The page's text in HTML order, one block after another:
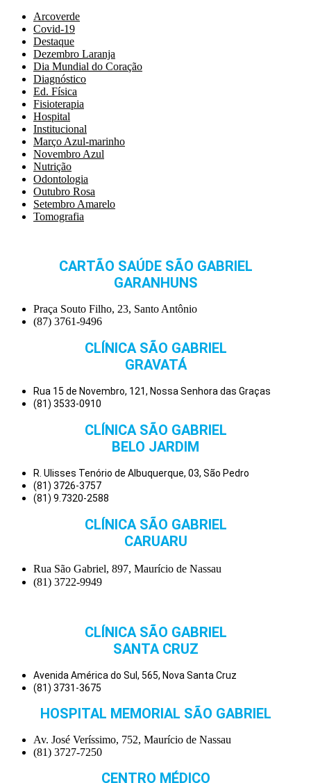
Arcoverde
Covid-19
Destaque
Dezembro Laranja
Dia Mundial do Coração
Diagnóstico
Ed. Física
Fisioterapia
Hospital
Institucional
Março Azul-marinho
Novembro Azul
Nutrição
Odontologia
Outubro Rosa
Setembro Amarelo
Tomografia
CARTÃO SAÚDE SÃO GABRIEL
GARANHUNS
Praça Souto Filho, 23, Santo Antônio
(87) 3761-9496
CLÍNICA SÃO GABRIEL
GRAVATÁ
Rua 15 de Novembro, 121, Nossa Senhora das Graças
(81) 3533-0910
CLÍNICA SÃO GABRIEL
BELO JARDIM
R. Ulisses Tenório de Albuquerque, 03, São Pedro
(81) 3726-3757
(81) 9.7320-2588
CLÍNICA SÃO GABRIEL
CARUARU
Rua São Gabriel, 897, Maurício de Nassau
(81) 3722-9949
CLÍNICA SÃO GABRIEL
SANTA CRUZ
Avenida América do Sul, 565, Nova Santa Cruz
(81) 3731-3675
HOSPITAL MEMORIAL SÃO GABRIEL
Av. José Veríssimo, 752, Maurício de Nassau
(81) 3727-7250
CENTRO MÉDICO